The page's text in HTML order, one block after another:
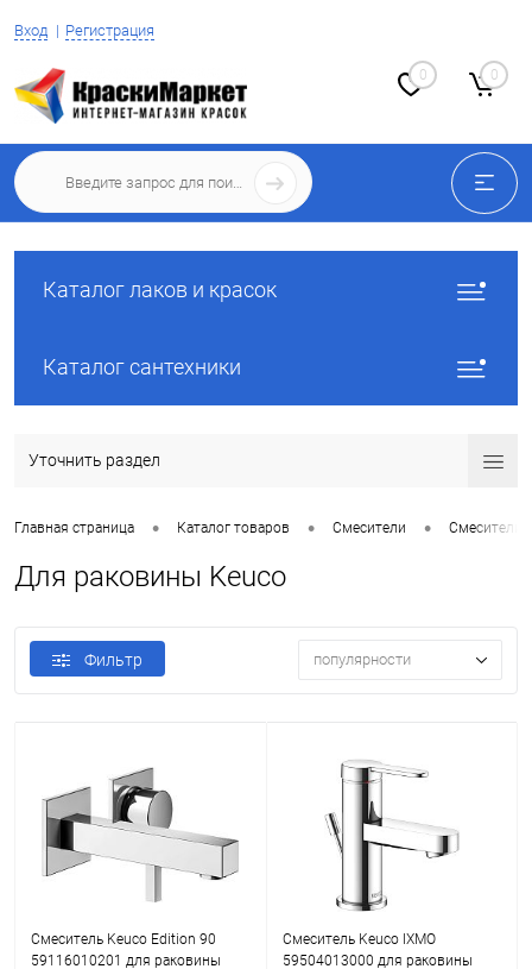
Вход Регистрация
0 0
Каталог лаков и красок
Каталог сантехники
Уточнить раздел
Главная страница • Каталог товаров • Смесители • Смесители
Для раковины Keuco
Фильтр популярности
Смеситель Keuco Edition 90
59116010201 для раковины
Смеситель Keuco IXMO
59504013000 для раковины